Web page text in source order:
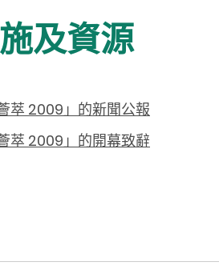
及資源
萃 2009」的新聞公報
萃 2009」的開幕致辭